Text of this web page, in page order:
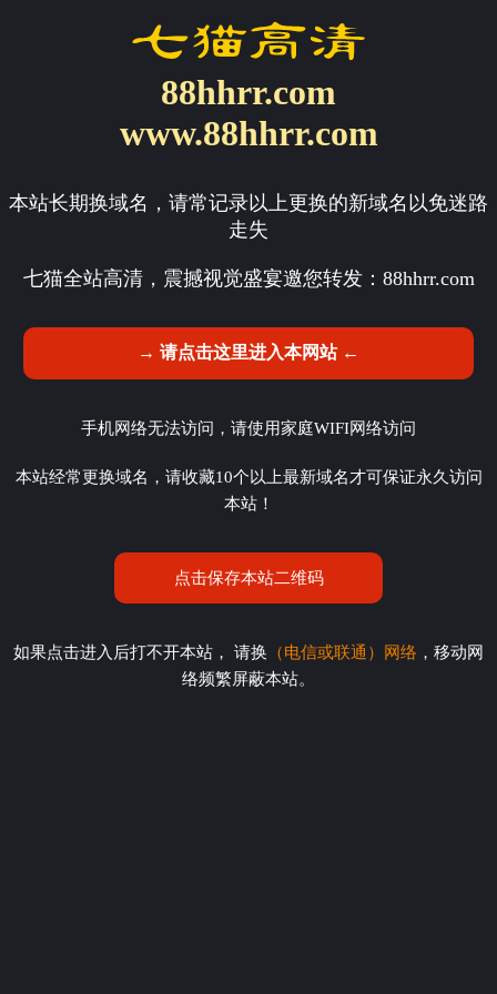
88hhrr.com
www.88hhrr.com
本站长期换域名，请常记录以上更换的新域名以免迷路
走失
七猫全站高清，震撼视觉盛宴邀您转发： 88hhrr.com
→ 请点击这里进入本网站 ←
手机网络无法访问，请使用家庭WIFI网络访问
本站经常更换域名，请收藏10个以上最新域名才可保证永久访问
本站！
点击保存本站二维码
如果点击进入后打不开本站， 请换 （电信或联通）网络 ，移动网
络频繁屏蔽本站。